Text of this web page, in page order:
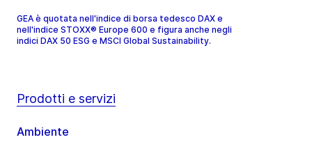
GEA è quotata nell'indice di borsa tedesco DAX e
nell'indice STOXX® Europe 600 e figura anche negli
indici DAX 50 ESG e MSCI Global Sustainability.
Prodotti e servizi
Ambiente